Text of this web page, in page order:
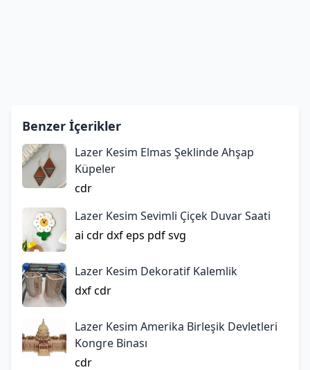
Benzer İçerikler
Lazer Kesim Elmas Şeklinde Ahşap
Küpeler
cdr
Lazer Kesim Sevimli Çiçek Duvar Saati
ai cdrdxfeps pdfsvg
Lazer Kesim Dekoratif Kalemlik
dxfcdr
Lazer Kesim Amerika Birleşik Devletleri
Kongre Binası
cdr